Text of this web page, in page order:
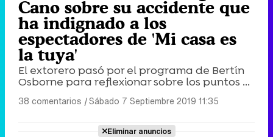
Cano sobre su accidente que
ha indignado a los
espectadores de 'Mi casa es
la tuya'
El extorero pasó por el programa de Bertín
Osborne para reflexionar sobre los puntos ...
38 comentarios |Sábado 7 Septiembre 2019 11:35
Eliminar anuncios